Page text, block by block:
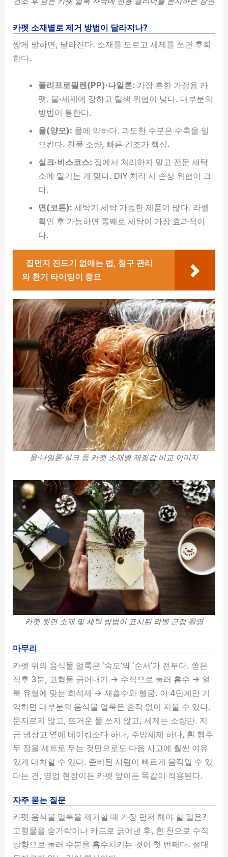
카펫 소재별로 제거 방법이 달라지나?
짧게 말하면, 달라진다. 소재를 모르고 세제를 쓰면 후회
한다.
폴리프로필렌(PP)·나일론: 가장 흔한 가정용 카
펫. 물·세제에 강하고 탈색 위험이 낮다. 대부분의
방법이 통한다.
울(양모): 물에 약하다. 과도한 수분은 수축을 일
으킨다. 찬물 소량, 빠른 건조가 핵심.
실크·비스코스: 집에서 처리하지 말고 전문 세탁
소에 맡기는 게 맞다. DIY 처리 시 손상 위험이 크
다.
면(코튼): 세탁기 세탁 가능한 제품이 많다. 라벨
확인 후 가능하면 통째로 세탁이 가장 효과적이
다.
집먼지 진드기 없애는 법, 침구 관리
와 환기 타이밍이 중요
울·나일론·실크 등 카펫 소재별 재질감 비교 이미지
카펫 뒷면 소재 및 세탁 방법이 표시된 라벨 근접 촬영
마무리
카펫 위의 음식물 얼룩은 ‘속도’와 ‘순서’가 전부다. 쏟은
직후 3분, 고형물 긁어내기 → 수직으로 눌러 흡수 → 얼
룩 유형에 맞는 희석제 → 재흡수와 헹굼. 이 4단계만 기
억하면 대부분의 음식물 얼룩은 흔적 없이 지울 수 있다.
문지르지 않고, 뜨거운 물 쓰지 않고, 세제는 소량만. 지
금 냉장고 옆에 베이킹소다 하나, 주방세제 하나, 흰 행주
두 장을 세트로 두는 것만으로도 다음 사고에 훨씬 여유
있게 대처할 수 있다. 준비된 사람이 빠르게 움직일 수 있
다는 건, 영업 현장이든 카펫 앞이든 똑같이 적용된다.
자주 묻는 질문
카펫 음식물 얼룩을 제거할 때 가장 먼저 해야 할 일은?
고형물을 숟가락이나 카드로 긁어낸 후, 흰 천으로 수직
방향으로 눌러 수분을 흡수시키는 것이 첫 번째다. 절대